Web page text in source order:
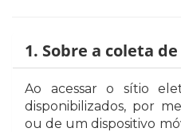
1. Sobre a coleta
Ao acessar o sítio
disponibilizados, por
ou de um dispositivo